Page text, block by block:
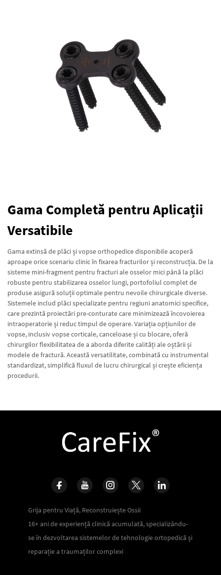
Gama Completă pentru Aplicații
Versatibile
Gama extinsă de plăci și vopse orthopedice disponibile acoperă
aproape orice scenariu clinic în fixarea fracturilor și reconstrucția. De la
sisteme mini-fragment pentru fracturi ale osselor mici până la plăci
robuste pentru stabilizarea osselor lungi, portofoliul complet de
produse asigură soluții optimale pentru nevoile chirurgicale diverse.
Sistemele includ plăci specializate pentru regiuni anatomici specifice,
care prezintă proiectări pre-conturate care minimizează încovoierea
intraoperatorie și reduc timpul de operare. Variația opțiunilor de
vopse, inclusiv vopse corticale, canceloase și cu blocare, oferă
chirurgilor flexibilitatea de a aborda diferite calități ale oștării și
modele de fractură. Această versatilitate, combinată cu instrumental
standardizat, simplifică fluxul de lucru chirurgical și crește eficiența
procedurii.
Grija pentru Viață, Reconstruiește Ossii
16+ ani de experiență clinică acumulată, specializându-
se în dezvoltarea sistemelor de tehnologie ortopedică și
reparație a traumaților complexi